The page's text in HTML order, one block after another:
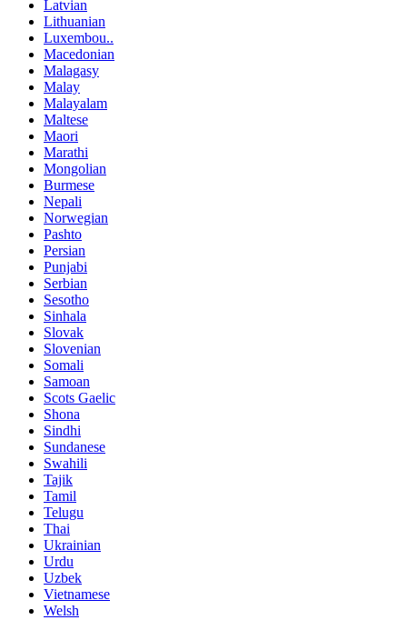
Latvian
Lithuanian
Luxembou..
Macedonian
Malagasy
Malay
Malayalam
Maltese
Maori
Marathi
Mongolian
Burmese
Nepali
Norwegian
Pashto
Persian
Punjabi
Serbian
Sesotho
Sinhala
Slovak
Slovenian
Somali
Samoan
Scots Gaelic
Shona
Sindhi
Sundanese
Swahili
Tajik
Tamil
Telugu
Thai
Ukrainian
Urdu
Uzbek
Vietnamese
Welsh